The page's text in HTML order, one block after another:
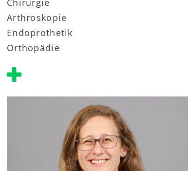
Chirurgie
Arthroskopie
Endoprothetik
Orthopädie